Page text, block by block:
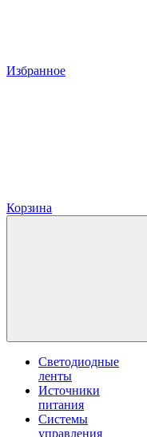
Избранное
Корзина
Светодиодные
ленты
Источники
питания
Системы
управления